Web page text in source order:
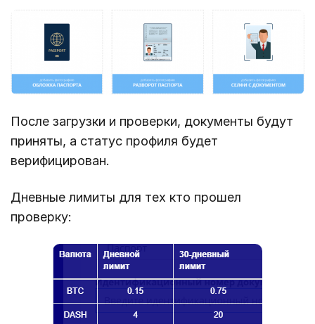
После загрузки и проверки, документы будут
приняты, а статус профиля будет
верифицирован.
Дневные лимиты для тех кто прошел
проверку: